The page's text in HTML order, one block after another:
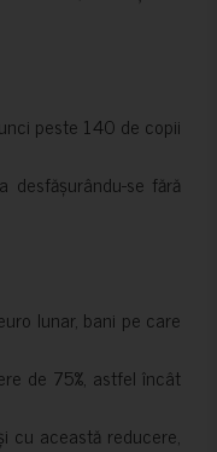
peste 140 de copii
se fără
lunar, bani pe care
de 75%, astfel încât
cu această reducere,